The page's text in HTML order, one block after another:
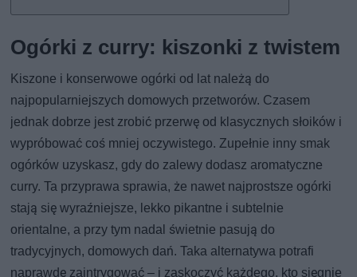
Ogórki z curry: kiszonki z twistem
Kiszone i konserwowe ogórki od lat należą do
najpopularniejszych domowych przetworów. Czasem
jednak dobrze jest zrobić przerwę od klasycznych słoików i
wypróbować coś mniej oczywistego. Zupełnie inny smak
ogórków uzyskasz, gdy do zalewy dodasz aromatyczne
curry. Ta przyprawa sprawia, że nawet najprostsze ogórki
stają się wyraźniejsze, lekko pikantne i subtelnie
orientalne, a przy tym nadal świetnie pasują do
tradycyjnych, domowych dań. Taka alternatywa potrafi
naprawdę zaintrygować – i zaskoczyć każdego, kto sięgnie